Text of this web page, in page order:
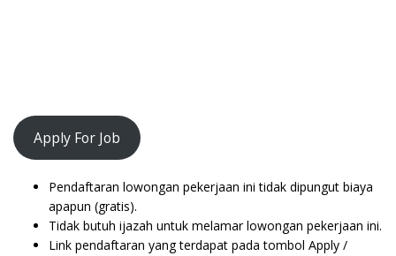
Apply For Job
Pendaftaran lowongan pekerjaan ini tidak dipungut biaya
apapun (gratis).
Tidak butuh ijazah untuk melamar lowongan pekerjaan ini.
Link pendaftaran yang terdapat pada tombol Apply /